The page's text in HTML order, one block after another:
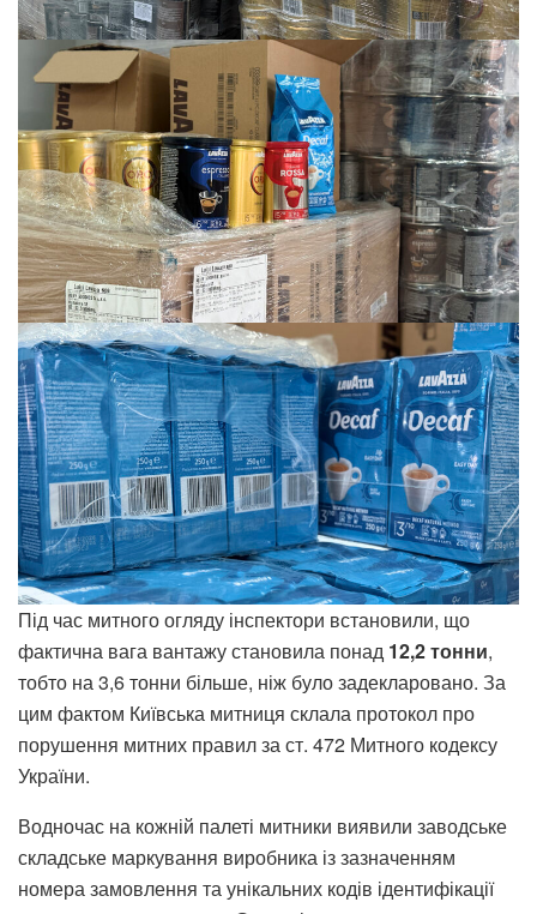
Під час митного огляду інспектори встановили, що
фактична вага вантажу становила понад 12,2 тонни,
тобто на 3,6 тонни більше, ніж було задекларовано. За
цим фактом Київська митниця склала протокол про
порушення митних правил за ст. 472 Митного кодексу
України.
Водночас на кожній палеті митники виявили заводське
складське маркування виробника із зазначенням
номера замовлення та унікальних кодів ідентифікації